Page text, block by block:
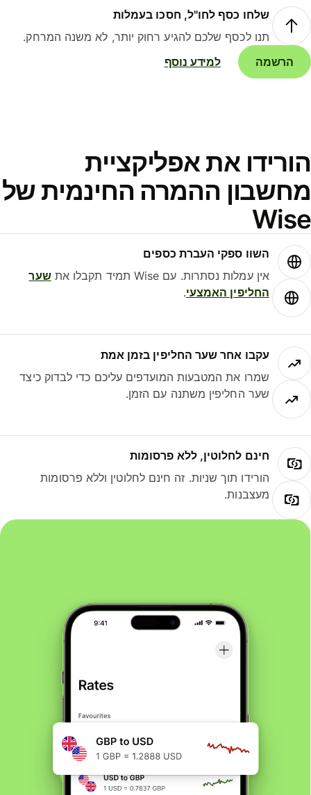
שלחו כסף לחו"ל, חסכו בעמלות
תנו לכסף שלכם להגיע רחוק יותר, לא משנה המרחק.
הרשמה
למידע נוסף
את אפליקציית
ההמרה החינמית של
השוו ספקי העברת כספים
אין עמלות נסתרות. עם Wise תמיד תקבלו את
שער
החליפין האמצעי.
עקבו אחר שער החליפין בזמן אמת
שמרו את המטבעות המועדפים עליכם כדי לבדוק כיצד
שער החליפין משתנה עם הזמן.
חינם לחלוטין, ללא פרסומות
הורידו תוך שניות. זה חינם לחלוטין וללא פרסומות
מעצבנות.